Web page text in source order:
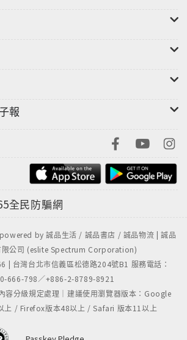
報
全民防騙網
by 誠品生活 / 誠品書店 / 誠品物流 | 誠品
限公司 (eslite Spectrum Corporation)
| 台灣台北市信義區松德路204號B1 服務電話：
666-798／+886-2-8789-8921
容分級規定處理｜建議使用瀏覽器版本：Google
上 / Firefox版本48以上 / Safari 版本11以上